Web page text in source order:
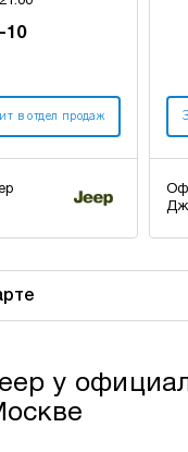
10
в отдел продаж
у